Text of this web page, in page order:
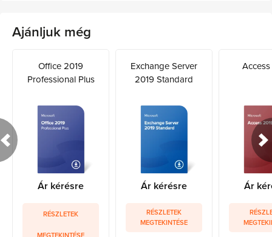
Ajánljuk még
Office 2019
Professional Plus
Ár kérésre
RÉSZLETEK
Exchange Server
2019 Standard
Ár kérésre
RÉSZLETEK
MEGTEKINTÉSE
Ár